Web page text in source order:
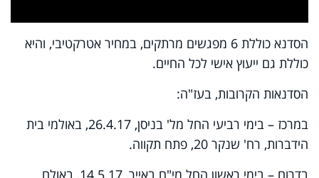
Video
הסדנא כוללת 6 מפגשים מרתקים, במחיר אטרקטיבי, והיא
כוללת גם ייעוץ אישי לכל החיים.
הסדנאות הקרובות, בעז"ה:
במרכז – בימי רביעי החל מל' בניסן, 26.4.17, באולמי בית
הידברות, רח' שנקר 20, פתח תקווה.
בדרום – בימי ראשון החל מי"ח באייר, 14.5.17, באולם